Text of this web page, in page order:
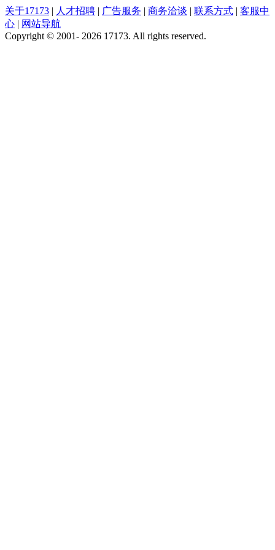
关于17173 | 人才招聘 | 广告服务 | 商务洽谈 | 联系方式 | 客服中
心 | 网站导航
Copyright © 2001- 2026 17173. All rights reserved.